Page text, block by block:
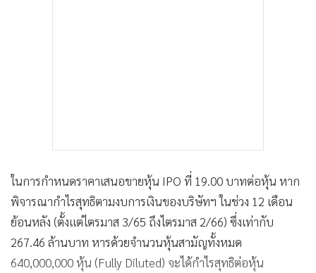
ในการกำหนดราคาเสนอขายหุ้น IPO ที่ 19.00 บาทต่อหุ้น หาก
พิจารณากำไรสุทธิตามงบการเงินของบริษัทฯ ในช่วง 12 เดือน
ย้อนหลัง (ตั้งแต่ไตรมาส 3/65 ถึงไตรมาส 2/66) ซึ่งเท่ากับ
267.46 ล้านบาท หารด้วยจำนวนหุ้นสามัญทั้งหมด
640,000,000 หุ้น (Fully Diluted) จะได้กำไรสุทธิต่อหุ้น